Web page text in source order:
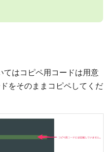
てはコピペ用コードは用意
をそのままコピペしてくだ